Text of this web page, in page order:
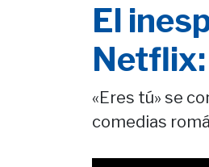
El
Netflix:
«Eres tú» se
comedias